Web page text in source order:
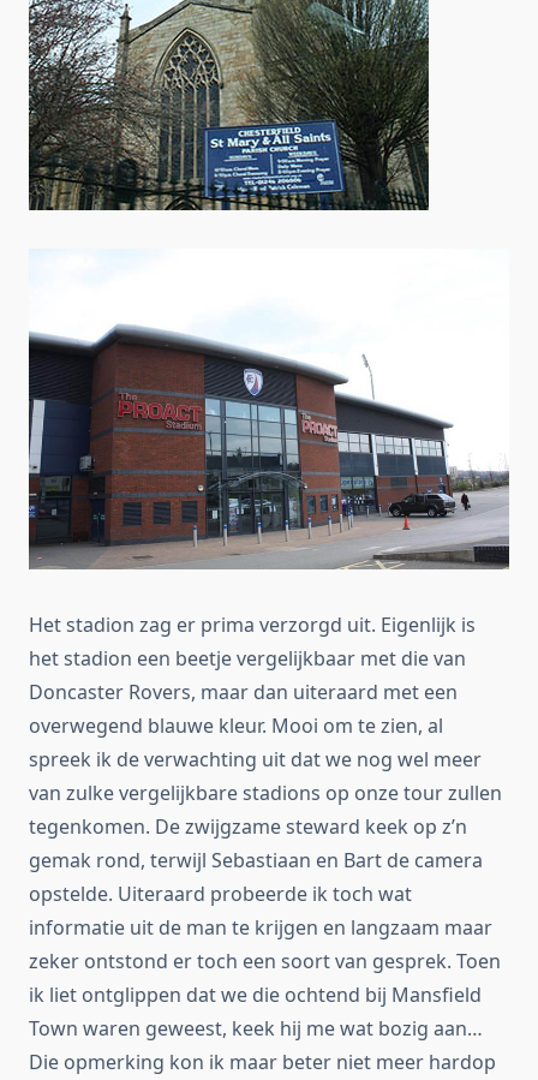
Het stadion zag er prima verzorgd uit. Eigenlijk is
het stadion een beetje vergelijkbaar met die van
Doncaster Rovers, maar dan uiteraard met een
overwegend blauwe kleur. Mooi om te zien, al
spreek ik de verwachting uit dat we nog wel meer
van zulke vergelijkbare stadions op onze tour zullen
tegenkomen. De zwijgzame steward keek op z’n
gemak rond, terwijl Sebastiaan en Bart de camera
opstelde. Uiteraard probeerde ik toch wat
informatie uit de man te krijgen en langzaam maar
zeker ontstond er toch een soort van gesprek. Toen
ik liet ontglippen dat we die ochtend bij Mansfield
Town waren geweest, keek hij me wat bozig aan…
Die opmerking kon ik maar beter niet meer hardop